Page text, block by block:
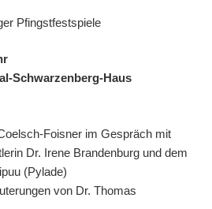
Pfingstfestspiele
Schwarzenberg-Haus
Foisner im Gespräch mit
Dr. Irene Brandenburg und dem
(Pylade)
von Dr. Thomas